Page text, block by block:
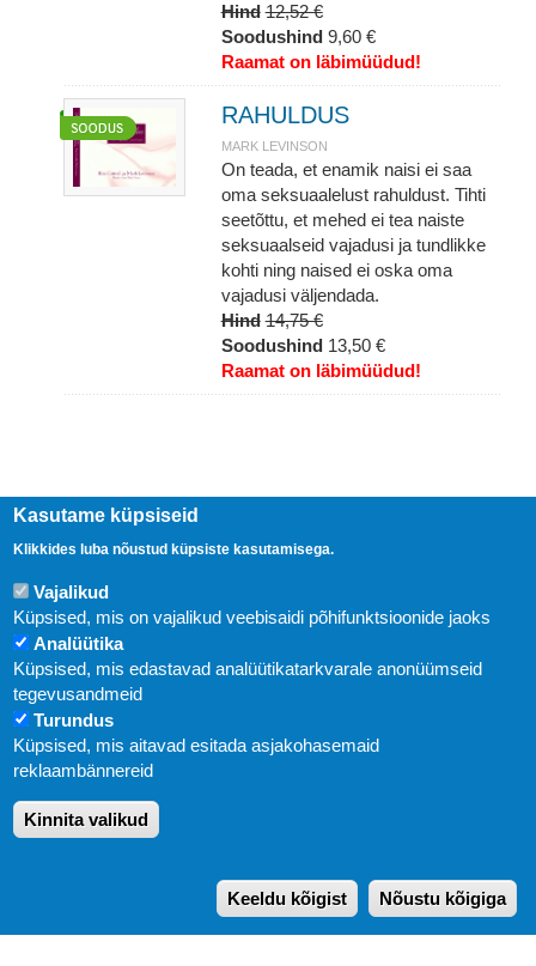
Hind 12,52 €
Soodushind 9,60 €
Raamat on läbimüüdud!
RAHULDUS
MARK LEVINSON
On teada, et enamik naisi ei saa
oma seksuaalelust rahuldust. Tihti
seetõttu, et mehed ei tea naiste
seksuaalseid vajadusi ja tundlikke
kohti ning naised ei oska oma
vajadusi väljendada.
Hind 14,75 €
Soodushind 13,50 €
Raamat on läbimüüdud!
Uudised
KIRJASTUS PEGASUS OÜ © 2020
Paldiski mnt. 29 (A korpus VI korrus), Tallinn
E-post:pegasus[at]pegasus.ee
Kasutame küpsiseid
Klikkides luba nõustud küpsiste kasutamisega.
Vajalikud
Küpsised, mis on vajalikud veebisaidi põhifunktsioonide jaoks
Analüütika
Küpsised, mis edastavad analüütikatarkvarale anonüümseid
tegevusandmeid
Turundus
Küpsised, mis aitavad esitada asjakohasemaid
reklaambännereid
Kinnita valikud
Keeldu kõigist Nõustu kõigiga